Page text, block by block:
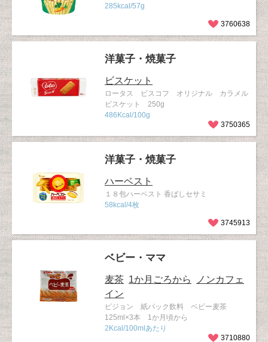
285kcal/57g
3760638
洋菓子・焼菓子
ビスケット
ロータス ビスコフ オリジナル カラメル
ビスケット 250g
486Kcal/100g
3750365
洋菓子・焼菓子
ハーベスト
１８包ハーベスト 香ばしセサミ
58kcal/4枚
3745913
ベビー・ママ
麦茶 1か月ごろから
ノンカフェ
イン
ピジョン 紙パック飲料 ベビー麦茶
125ml×3本 1か月頃から
2Kcal/100mlあたり
3710880